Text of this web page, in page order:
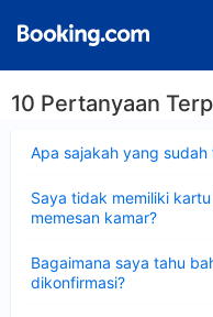
10 Pertanyaan
Apa sajakah yang
Saya tidak memiliki
memesan kamar?
Bagaimana saya tahu
dikonfirmasi?